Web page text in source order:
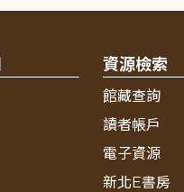
資源檢索
館藏查詢
讀者帳戶
電子資源
新北E書房